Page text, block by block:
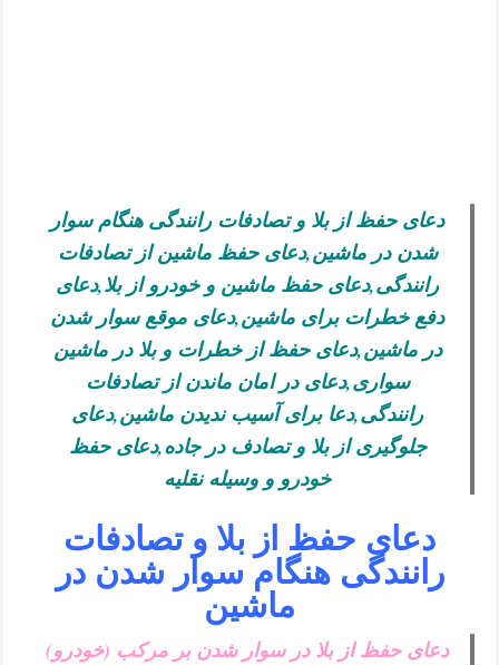
دعای حفظ از بلا و تصادفات رانندگی هنگام سوار
شدن در ماشین,دعای حفظ ماشین از تصادفات
رانندگی,دعای حفظ ماشین و خودرو از بلا,دعای
دفع خطرات برای ماشین,دعای موقع سوار شدن
در ماشین,دعای حفظ از خطرات و بلا در ماشین
سواری,دعای در امان ماندن از تصادفات
رانندگی,دعا برای آسیب ندیدن ماشین,دعای
جلوگیری از بلا و تصادف در جاده,دعای حفظ
خودرو و وسیله نقلیه
دعای حفظ از بلا و تصادفات
رانندگی هنگام سوار شدن در
ماشین
دعای حفظ از بلا در سوار شدن بر مرکب (خودرو)